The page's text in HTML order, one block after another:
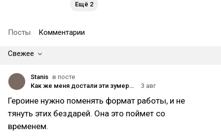
Ещё 2
Посты Комментарии
Свежее
Stanis в посте
Как же меня достали эти зумеры, которые не хотят работать
3 авг
Героине нужно поменять формат работы, и не
тянуть этих бездарей. Она это поймет со
временем.